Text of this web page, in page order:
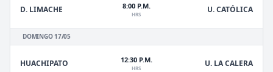
D. LIMACHE 8:00 P.M.
HRS U. CATÓLICA
DOMINGO 17/05
HUACHIPATO 12:30 P.M.
HRS U. LA CALERA